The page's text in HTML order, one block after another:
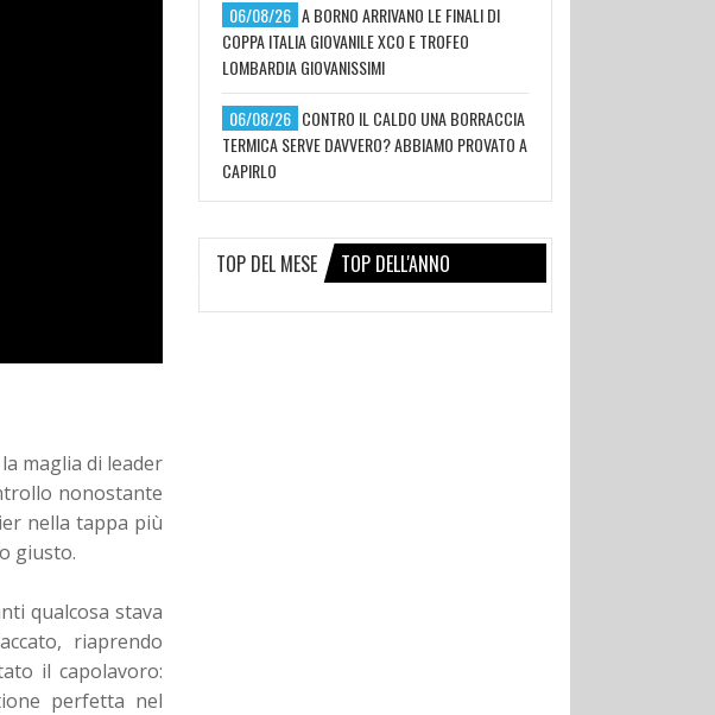
maglia di leader
nonostante
nella tappa più
giusto.
qualcosa stava
riaprendo
il capolavoro:
perfetta nel
06/08/26 A BORNO ARRIVANO LE FINALI DI
COPPA ITALIA GIOVANILE XCO E TROFEO
LOMBARDIA GIOVANISSIMI
06/08/26 CONTRO IL CALDO UNA BORRACCIA
TERMICA SERVE DAVVERO? ABBIAMO PROVATO A
CAPIRLO
TOP DEL MESE TOP DELL'ANNO